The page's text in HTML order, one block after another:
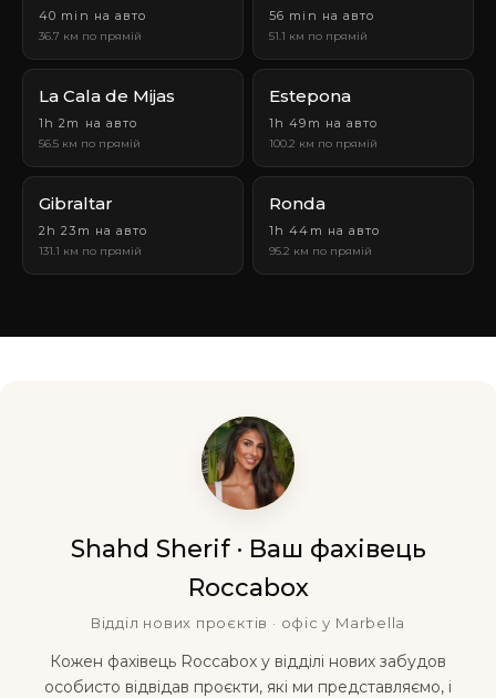
40 min на авто
36.7 км по прямій
56 min на авто
51.1 км по прямій
La Cala de Mijas
1h 2m на авто
56.5 км по прямій
Estepona
1h 49m на авто
100.2 км по прямій
Gibraltar
2h 23m на авто
131.1 км по прямій
Ronda
1h 44m на авто
95.2 км по прямій
Shahd Sherif · Ваш фахівець
Roccabox
Відділ нових проєктів · офіс у Marbella
Кожен фахівець Roccabox у відділі нових забудов
особисто відвідав проєкти, які ми представляємо, і